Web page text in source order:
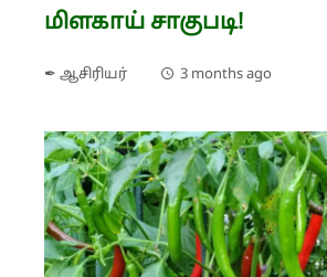
மிளகாய் சாகுபடி!
✒ ஆசிரியர் 3 months ago